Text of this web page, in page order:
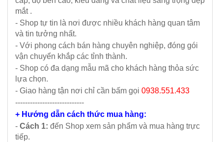
mắt .
- Shop tự tin là nơi được nhiều khách hàng quan tâm
và tin tưởng nhất.
- Với phong cách bán hàng chuyên nghiệp, đóng gói
vận chuyển khắp các tỉnh thành.
- Shop có đa dạng mẫu mã cho khách hàng thỏa sức
lựa chọn.
- Giao hàng tận nơi chỉ cần bấm gọi 0938.551.433
----------------------------
+ Hướng dẫn cách thức mua hàng:
- Cách 1: đến Shop xem sản phẩm và mua hàng trực
tiếp.